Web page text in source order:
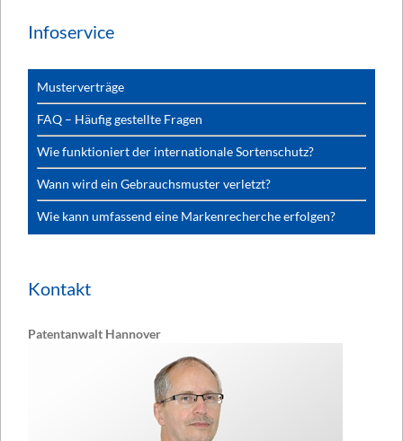
Infoservice
Musterverträge
FAQ – Häufig gestellte Fragen
Wie funktioniert der internationale Sortenschutz?
Wann wird ein Gebrauchsmuster verletzt?
Wie kann umfassend eine Markenrecherche erfolgen?
Kontakt
Patentanwalt Hannover